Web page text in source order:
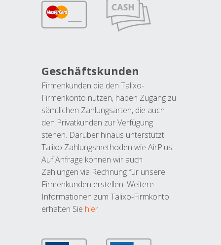
Geschäftskunden
Firmenkunden die den Talixo-
Firmenkonto nutzen, haben Zugang zu
sämtlichen Zahlungsarten, die auch
den Privatkunden zur Verfügung
stehen. Darüber hinaus unterstützt
Talixo Zahlungsmethoden wie AirPlus.
Auf Anfrage können wir auch
Zahlungen via Rechnung für unsere
Firmenkunden erstellen. Weitere
Informationen zum Talixo-Firmkonto
erhalten Sie hier.